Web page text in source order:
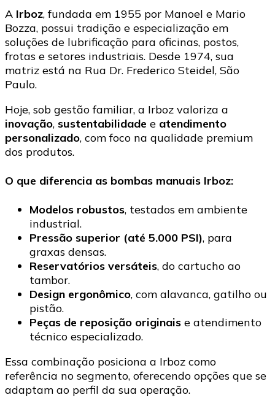
A Irboz, fundada em 1955 por Manoel e Mario
Bozza, possui tradição e especialização em
soluções de lubrificação para oficinas, postos,
frotas e setores industriais. Desde 1974, sua
matriz está na Rua Dr. Frederico Steidel, São
Paulo.
Hoje, sob gestão familiar, a Irboz valoriza a
inovação, sustentabilidade e atendimento
personalizado, com foco na qualidade premium
dos produtos.
O que diferencia as bombas manuais Irboz:
Modelos robustos, testados em ambiente
industrial.
Pressão superior (até 5.000 PSI), para
graxas densas.
Reservatórios versáteis, do cartucho ao
tambor.
Design ergonômico, com alavanca, gatilho ou
pistão.
Peças de reposição originais e atendimento
técnico especializado.
Essa combinação posiciona a Irboz como
referência no segmento, oferecendo opções que se
adaptam ao perfil da sua operação.